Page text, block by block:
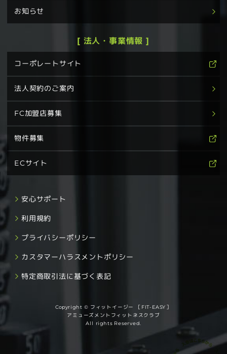
お知らせ
[ 法人・事業情報 ]
コーポレートサイト
法人契約のご案内
FC加盟店募集
物件募集
ECサイト
安心サポート
利用規約
プライバシーポリシー
カスタマーハラスメントポリシー
特定商取引法に基づく表記
Copyright © フィットイージー ［FIT-EASY］
アミューズメントフィットネスクラブ
All rights Reserved.